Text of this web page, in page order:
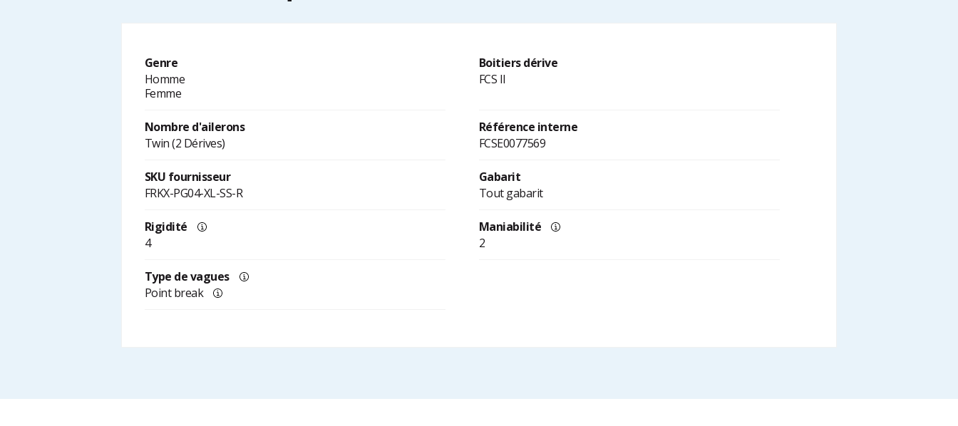
Genre
Homme
Femme
Boitiers dérive
FCS II
Nombre d'ailerons
Twin (2 Dérives)
Référence interne
FCSE0077569
SKU fournisseur
FRKX-PG04-XL-SS-R
Gabarit
Tout gabarit
Rigidité
4
Maniabilité
2
Type de vagues
Point break